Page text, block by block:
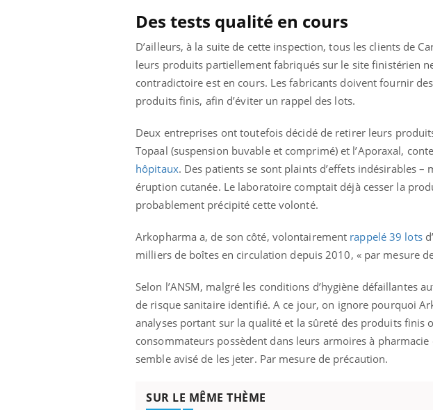
Des tests qualité en cours
D’ailleurs, à la suite de cette inspection, tous les clients de
leurs produits partiellement fabriqués sur le site finistérien
contradictoire est en cours. Les fabricants doivent fournir
produits finis, afin d’éviter un rappel des lots.
Deux entreprises ont toutefois décidé de retirer leurs
Topaal (suspension buvable et comprimé) et l’Aporaxal,
hôpitaux. Des patients se sont plaints d’effets indésirables
éruption cutanée. Le laboratoire comptait déjà cesser la
probablement précipité cette volonté.
Arkopharma a, de son côté, volontairement rappelé 39 lots
milliers de boîtes en circulation depuis 2010, « par mesure
Selon l’ANSM, malgré les conditions d’hygiène défaillantes
de risque sanitaire identifié. A ce jour, on ignore pourquoi
analyses portant sur la qualité et la sûreté des produits finis
consommateurs possèdent dans leurs armoires à pharmacie
semble avisé de les jeter. Par mesure de précaution.
SUR LE MÊME THÈME